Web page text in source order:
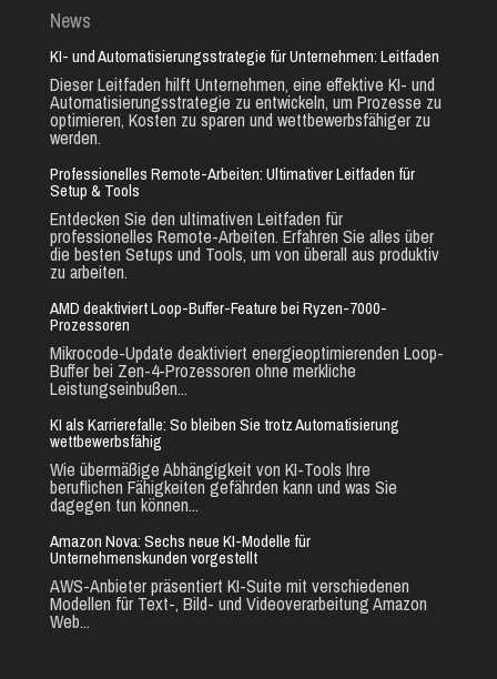
News
KI- und Automatisierungsstrategie für Unternehmen: Leitfaden
Dieser Leitfaden hilft Unternehmen, eine effektive KI- und
Automatisierungsstrategie zu entwickeln, um Prozesse zu
optimieren, Kosten zu sparen und wettbewerbsfähiger zu
werden.
Professionelles Remote-Arbeiten: Ultimativer Leitfaden für
Setup & Tools
Entdecken Sie den ultimativen Leitfaden für
professionelles Remote-Arbeiten. Erfahren Sie alles über
die besten Setups und Tools, um von überall aus produktiv
zu arbeiten.
AMD deaktiviert Loop-Buffer-Feature bei Ryzen-7000-
Prozessoren
Mikrocode-Update deaktiviert energieoptimierenden Loop-
Buffer bei Zen-4-Prozessoren ohne merkliche
Leistungseinbußen...
KI als Karrierefalle: So bleiben Sie trotz Automatisierung
wettbewerbsfähig
Wie übermäßige Abhängigkeit von KI-Tools Ihre
beruflichen Fähigkeiten gefährden kann und was Sie
dagegen tun können...
Amazon Nova: Sechs neue KI-Modelle für
Unternehmenskunden vorgestellt
AWS-Anbieter präsentiert KI-Suite mit verschiedenen
Modellen für Text-, Bild- und Videoverarbeitung Amazon
Web...